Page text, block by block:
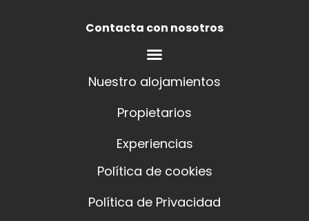
Contacta con nosotros
Nuestro alojamientos
Propietarios
Experiencias
Política de cookies
Política de Privacidad